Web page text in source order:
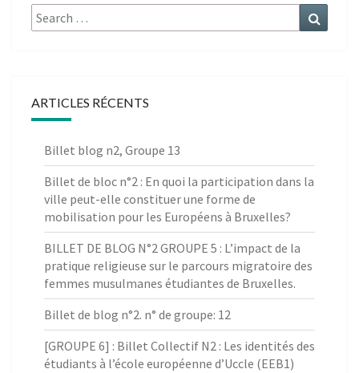
Search
for:
ARTICLES RÉCENTS
Billet blog n2, Groupe 13
Billet de bloc n°2 : En quoi la participation dans la
ville peut-elle constituer une forme de
mobilisation pour les Européens à Bruxelles?
BILLET DE BLOG N°2 GROUPE 5 : L’impact de la
pratique religieuse sur le parcours migratoire des
femmes musulmanes étudiantes de Bruxelles.
Billet de blog n°2. n° de groupe: 12
[GROUPE 6] : Billet Collectif N2 : Les identités des
étudiants à l’école européenne d’Uccle (EEB1)